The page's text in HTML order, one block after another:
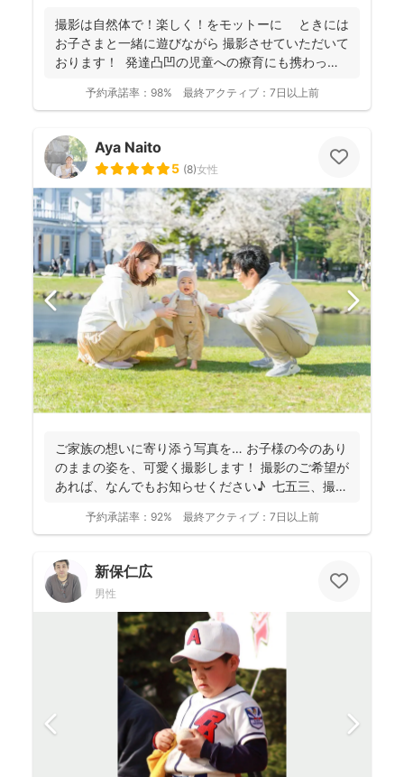
撮影は自然体で！楽しく！をモットーに ときには
お子さまと一緒に遊びながら 撮影させていただいて
おります！ 発達凸凹の児童への療育にも携わって
予約承諾率： 98% 最終アクティブ： 7日以上前
Aya Naito
5 (8)女性
ご家族の想いに寄り添う写真を… お子様の今のあり
のままの姿を、可愛く撮影します！ 撮影のご希望が
あれば、なんでもお知らせください♪ 七五三、撮
予約承諾率： 92% 最終アクティブ： 7日以上前
新保仁広
男性